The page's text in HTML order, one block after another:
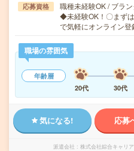
応募資格
職種未経験OK / ブラ
◆未経験OK！〇まず
で気軽にオンライン
職場の雰囲気
年齢層
20代
30代
気になる! 応募
派遣会社 株式会社綜合キャリ